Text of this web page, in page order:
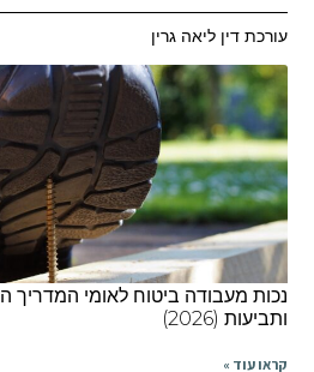
עורכת דין ליאה גרין
נכות מעבודה ביטוח לאומי המדריך
ותביעות (2026)
קראו עוד »